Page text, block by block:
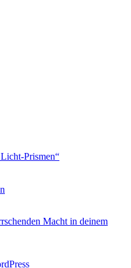
Prismen“
Macht in deinem